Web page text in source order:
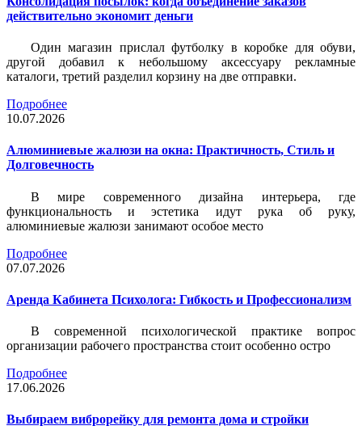
действительно экономит деньги
Один магазин прислал футболку в коробке для обуви,
другой добавил к небольшому аксессуару рекламные
каталоги, третий разделил корзину на две отправки.
Подробнее
10.07.2026
Алюминиевые жалюзи на окна: Практичность, Стиль и
Долговечность
В мире современного дизайна интерьера, где
функциональность и эстетика идут рука об руку,
алюминиевые жалюзи занимают особое место
Подробнее
07.07.2026
Аренда Кабинета Психолога: Гибкость и Профессионализм
В современной психологической практике вопрос
организации рабочего пространства стоит особенно остро
Подробнее
17.06.2026
Выбираем виброрейку для ремонта дома и стройки